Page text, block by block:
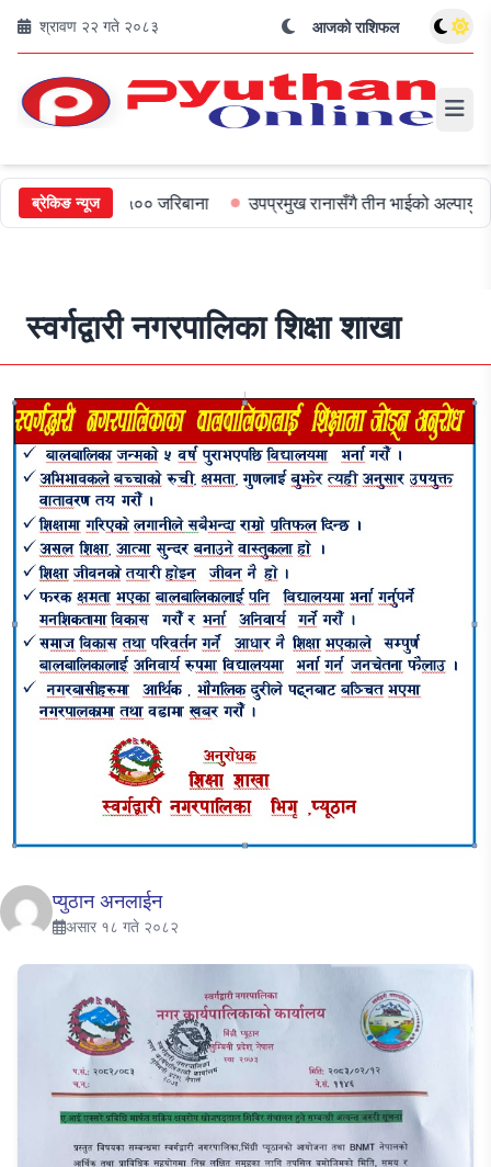
श्रावण २२ गते २०८३ आजको राशिफल
ब्रेकिङ न्यूज५०० जरिबाना उपप्रमुख रानासँगै तीन भाईको अल्पायुमै दुखद
स्वर्गद्वारी नगरपालिका शिक्षा शाखा
प्युठान अनलाईन
असार १८ गते २०८२